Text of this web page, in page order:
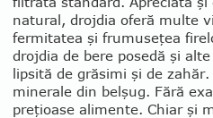
natural, drojdia oferă multe
fermitatea şi frumuseţea
drojdia de bere posedă şi
lipsită de grăsimi şi de
mi­nerale din belşug. Fără
preţioase alimente. Chiar şi